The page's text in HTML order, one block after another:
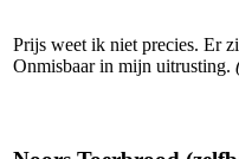
Prijs weet ik niet precies. Er
Onmisbaar in mijn uitrusting.